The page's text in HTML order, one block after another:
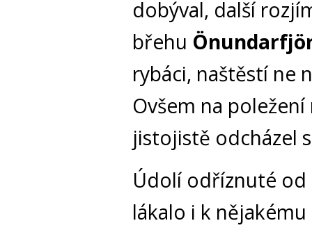
dobýval, další
břehu
rybáci, naštěstí ne
Ovšem na
jistojistě odcházel
Údolí odříznuté od
lákalo i k